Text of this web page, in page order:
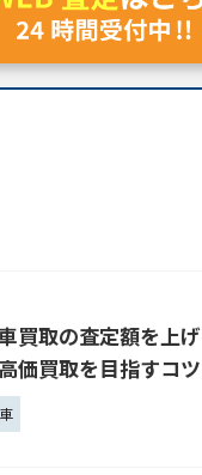
買取の査定額を上
高価買取を目指すコ